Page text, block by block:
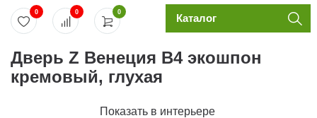
0
0 0 Каталог
Дверь Z Венеция В4 экошпон
кремовый, глухая
Показать в интерьере